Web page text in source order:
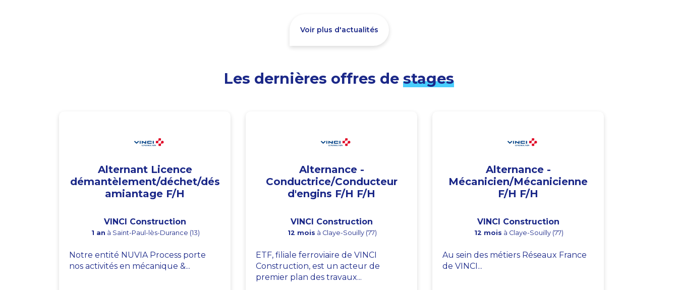
Voir plus d'actualités
Les dernières offres de stages
Alternant Licence
démantèlement/déchet/dés
amiantage F/H
VINCI Construction
1 an à Saint-Paul-lès-Durance (13)
Notre entité NUVIA Process porte
nos activités en mécanique &...
Alternance -
Conductrice/Conducteur
d'engins F/H F/H
VINCI Construction
12 mois à Claye-Souilly (77)
ETF, filiale ferroviaire de VINCI
Construction, est un acteur de
premier plan des travaux...
Alternance -
Mécanicien/Mécanicienne
F/H F/H
VINCI Construction
12 mois à Claye-Souilly (77)
Au sein des métiers Réseaux France
de VINCI...